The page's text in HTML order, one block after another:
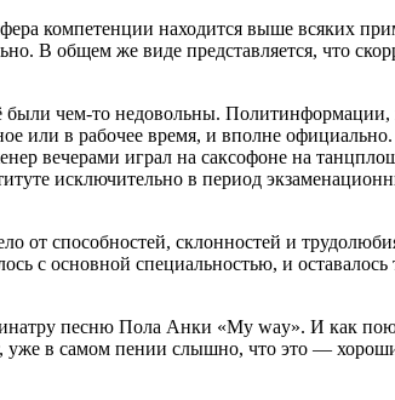
компетенции находится выше всяких
В общем же виде представляется, что
чем-то недовольны. Политинформации,
или в рабочее время, и вполне
вечерами играл на саксофоне на
исключительно в период
от способностей, склонностей и
с основной специальностью, и
песню Пола Анки «My way». И как
уже в самом пении слышно, что это —